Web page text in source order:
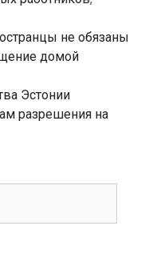
не обязаны
домой
Эстонии
разрешения на